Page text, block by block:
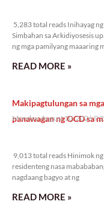
5,283 total reads Inihayag
Simbahan sa Arkidiyosesis
ng mga pamilyang maaaring
READ MORE »
Makipagtulungan sa
panawagan ng OCD sa
Monday, August 10, 2026
9,013 total reads Hinimok
residenteng nasa
nagdaang bagyo at ng
READ MORE »